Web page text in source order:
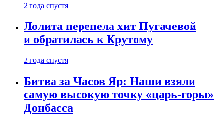
2 года спустя
Лолита перепела хит Пугачевой
и обратилась к Крутому
2 года спустя
Битва за Часов Яр: Наши взяли
самую высокую точку «царь-горы»
Донбасса